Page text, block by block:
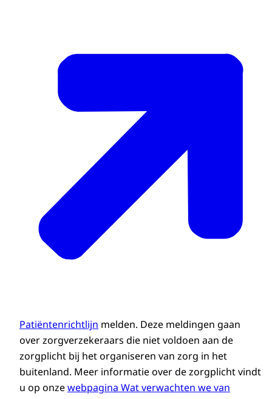
Patiëntenrichtlijn melden. Deze meldingen gaan
over zorgverzekeraars die niet voldoen aan de
zorgplicht bij het organiseren van zorg in het
buitenland. Meer informatie over de zorgplicht vindt
u op onzewebpagina Wat verwachten we van